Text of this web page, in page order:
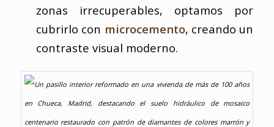
zonas irrecuperables, optamos por
cubrirlo con microcemento, creando un
contraste visual moderno.